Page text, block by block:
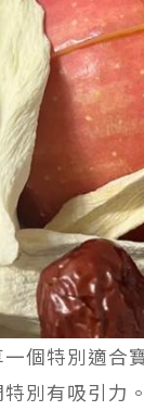
個特別適合
別有吸引力。